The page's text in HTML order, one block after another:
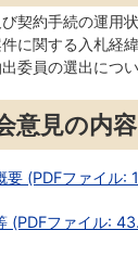
び契約手続の運用
に関する入札経
委員の選出につ
意見の内
要 (PDFファイル:
(PDFファイル: